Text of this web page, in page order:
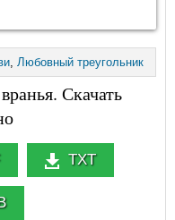
, Любовный треугольник
Скачать
TXT